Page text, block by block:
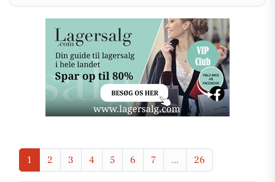
1 2 3 4 5 6 7 ... 26